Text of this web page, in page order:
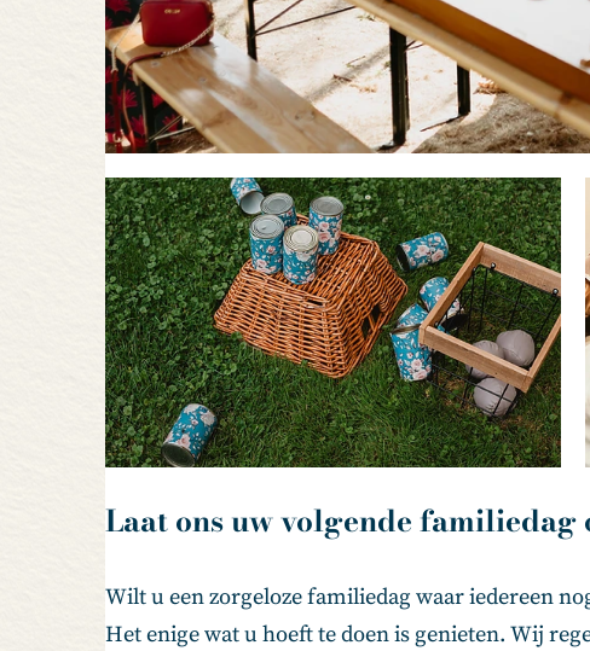
Laat ons uw volgende familiedag
Wilt u een zorgeloze familiedag waar iedereen
Het enige wat u hoeft te doen is genieten. Wij